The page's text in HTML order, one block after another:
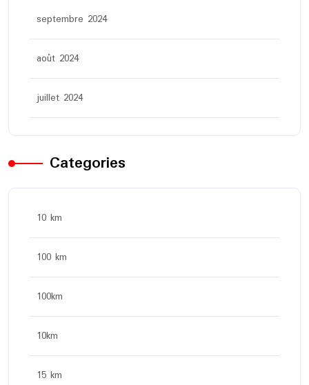
septembre 2024
août 2024
juillet 2024
Categories
10 km
100 km
100km
10km
15 km